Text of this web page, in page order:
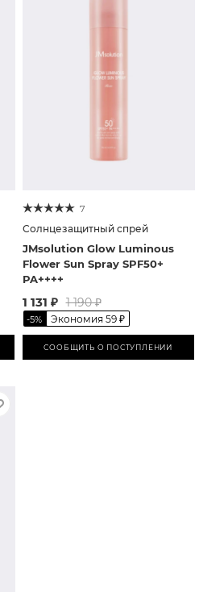
7
Солнцезащитный спрей
JMsolution Glow Luminous
Flower Sun Spray SPF50+
PA++++
1 131 ₽ 1 190₽
-5% Экономия 59₽
СООБЩИТЬ О ПОСТУПЛЕНИИ